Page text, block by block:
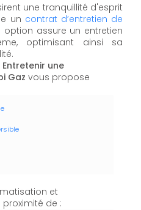
une tranquillité d'esprit
un contrat d’entretien de
option assure un entretien
optimisant ainsi sa
Entretenir une
Gaz vous propose
et
de :